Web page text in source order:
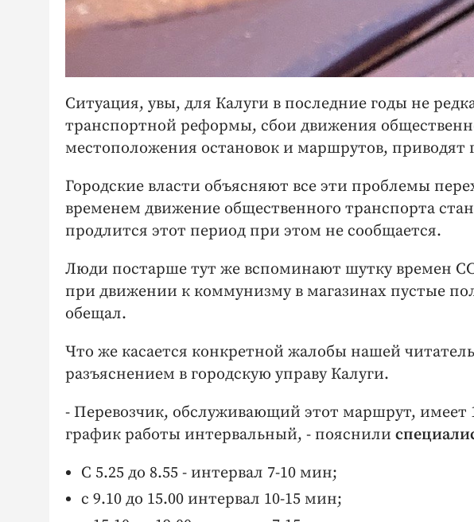
Ситуация, увы, для Калуги в последние годы не
транспортной реформы, сбои движения
местоположения остановок и маршрутов, приводят
Городские власти объясняют все эти проблемы
временем движение общественного транспорта
продлится этот период при этом не сообщается.
Люди постарше тут же вспоминают шутку времен
при движении к коммунизму в магазинах пустые
обещал.
Что же касается конкретной жалобы нашей
разъяснением в городскую управу Калуги.
- Перевозчик, обслуживающий этот маршрут, имеет
график работы интервальный, - пояснили
С 5.25 до 8.55 - интервал 7-10 мин;
с 9.10 до 15.00 интервал 10-15 мин;